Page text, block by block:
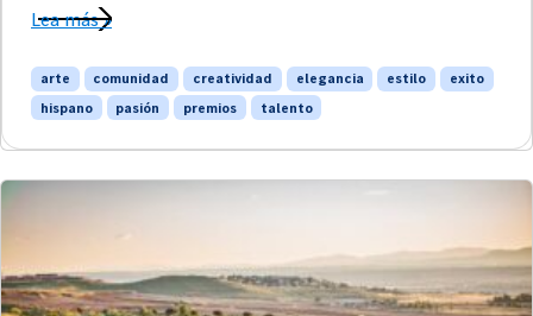
Lea más »
arte comunidad creatividad elegancia estilo
exito
hispano
pasión premios talento